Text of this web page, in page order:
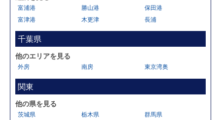
富浦港 勝山港
保田港
富津港
木更津 長浦
千葉県
他のエリアを見る
外房 南房 東京湾奥
関東
他の県を見る
茨城県 栃木県
群馬県